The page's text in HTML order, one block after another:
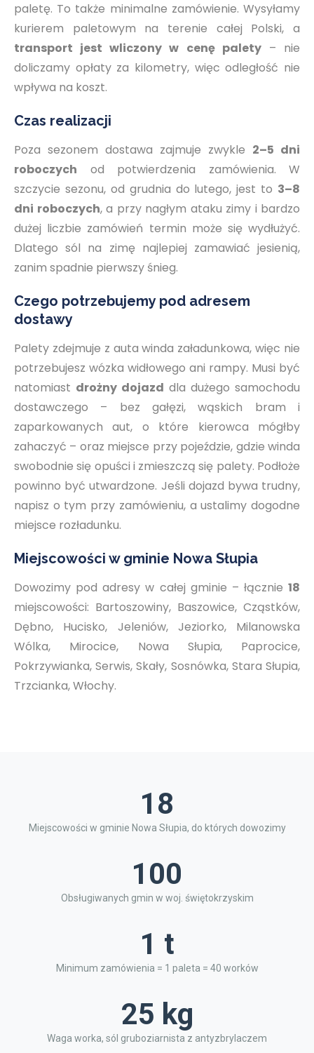
paletę. To także minimalne zamówienie. Wysyłamy
kurierem paletowym na terenie całej Polski, a
transport jest wliczony w cenę palety– nie
doliczamy opłaty za kilometry, więc odległość nie
wpływa na koszt.
Czas realizacji
Poza sezonem dostawa zajmuje zwykle 2–5 dni
roboczych od potwierdzenia zamówienia. W
szczycie sezonu, od grudnia do lutego, jest to 3–8
dni roboczych, a przy nagłym ataku zimy i bardzo
dużej liczbie zamówień termin może się wydłużyć.
Dlatego sól na zimę najlepiej zamawiać jesienią,
zanim spadnie pierwszy śnieg.
Czego potrzebujemy pod adresem
dostawy
Palety zdejmuje z auta winda załadunkowa, więc nie
potrzebujesz wózka widłowego ani rampy. Musi być
natomiast drożny dojazd dla dużego samochodu
dostawczego – bez gałęzi, wąskich bram i
zaparkowanych aut, o które kierowca mógłby
zahaczyć – oraz miejsce przy pojeździe, gdzie winda
swobodnie się opuści i zmieszczą się palety. Podłoże
powinno być utwardzone. Jeśli dojazd bywa trudny,
napisz o tym przy zamówieniu, a ustalimy dogodne
miejsce rozładunku.
Miejscowości w gminie Nowa Słupia
Dowozimy pod adresy w całej gminie – łącznie 18
miejscowości: Bartoszowiny, Baszowice, Cząstków,
Dębno, Hucisko, Jeleniów, Jeziorko, Milanowska
Wólka, Mirocice, Nowa Słupia, Paprocice,
Pokrzywianka, Serwis, Skały, Sosnówka, Stara Słupia,
Trzcianka, Włochy.
18
Miejscowości w gminie Nowa Słupia, do których dowozimy
100
Obsługiwanych gmin w woj. świętokrzyskim
1 t
Minimum zamówienia = 1 paleta = 40 worków
25 kg
Waga worka, sól gruboziarnista z antyzbrylaczem